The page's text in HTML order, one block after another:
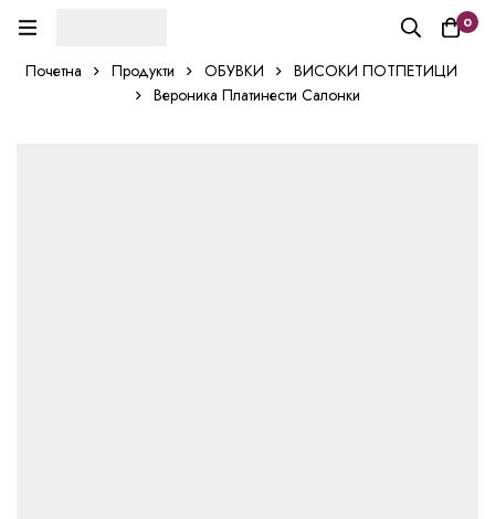
0
Почетна Продукти ОБУВКИ
ВИСОКИ ПОТПЕТИЦИ
Вероника Платинести Салонки